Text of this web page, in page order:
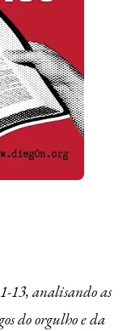
13, analisando as
do orgulho e da